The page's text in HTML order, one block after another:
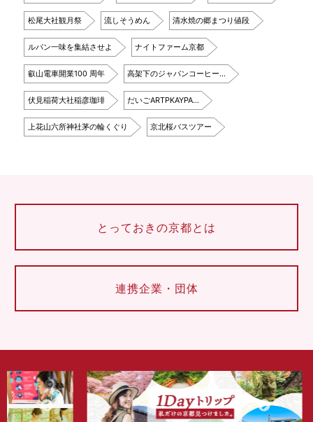
松尾大社観月祭 流しそうめん 清水焼の郷まつり値段
ルパン一味を集結させよ ナイトファーム京都
叡山電車開業100 周年 高架下のジャパンコーヒー…
伏見稲荷大社稲彦珈琲 だいごARTPKAYPA…
上花山六所神社茅の輪くぐり 京北桜バスツアー
とっておきの京都とは
連携企業・団体